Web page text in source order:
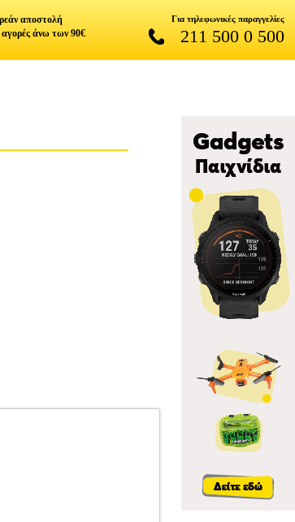
αποστολή
αγορές άνω των 90€
Για τηλεφωνικές παραγγελίες
211 500 0 500